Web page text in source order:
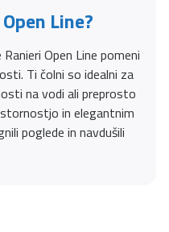
Line?
Open Line pomeni
Ti čolni so idealni za
na vodi ali preprosto
in elegantnim
poglede in navdušili